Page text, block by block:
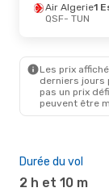
Air Algerie1
QSF- TUN
Les prix
derniers jours
pas un prix
peuvent être
Durée du vol
2 h et 10 m